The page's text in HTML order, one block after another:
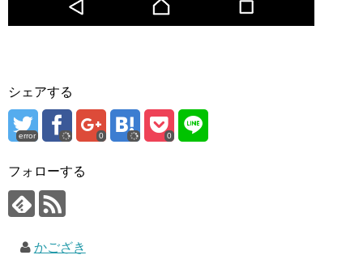
シェアする
error 0 0
フォローする
かござき